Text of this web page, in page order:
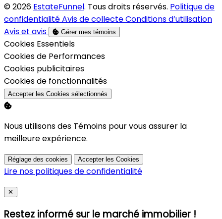
© 2026 EstateFunnel. Tous droits réservés. Politique de
confidentialitéAvis de collecteConditions d’utilisation
Avis et avis
Gérer mes témoins
Activer
Cookies Essentiels
Activer
Cookies de Performances
Activer
Cookies publicitaires
Activer
Cookies de fonctionnalités
Accepter les Cookies sélectionnés
Nous utilisons des Témoins pour vous assurer la
meilleure expérience.
Réglage des cookies Accepter les Cookies
Lire nos politiques de confidentialité
Close
✕
Restez informé sur le marché immobilier !